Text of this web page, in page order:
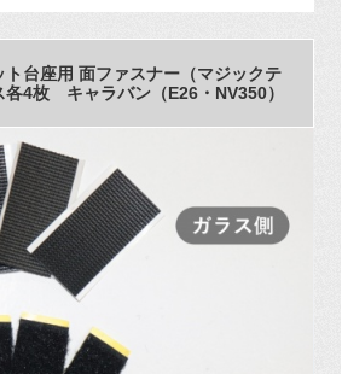
ト台座用 面ファスナー（マジックテ
4枚 キャラバン（E26・NV350）